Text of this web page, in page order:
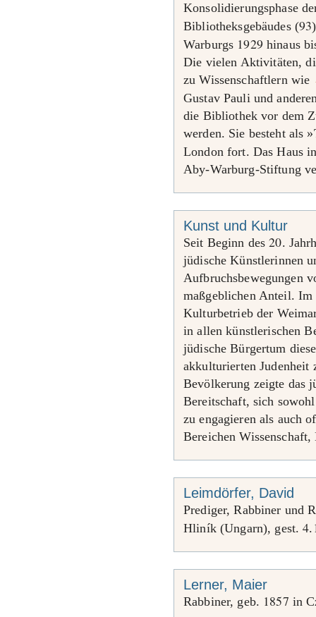
Konsolidierungsphase
Bibliotheksgebäudes (93
Warburgs 1929hinaus
Die vielen Aktivitäten,
zu Wissenschaftlern wie
Gustav Pauli und
die Bibliothek vor dem
werden. Sie besteht als
London fort. Das Haus
Aby-Warburg-Stiftung
Kunst und Kultur
Seit Beginn des20.
jüdische Künstlerinnen
Aufbruchsbewegungen
maßgeblichen Anteil.
Kulturbetrieb der
in allen künstlerischen
jüdische Bürgertum
akkulturierten Judenheit
Bevölkerung zeigte das
Bereitschaft, sich
zu engagieren als auch
Bereichen
Leimdörfer, David
Prediger, Rabbiner und
Hliník (Ungarn), gest.4.
Lerner, Maier
Rabbiner, geb. 1857 in